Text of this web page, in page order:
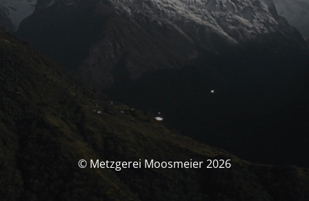
© Metzgerei Moosmeier 2026